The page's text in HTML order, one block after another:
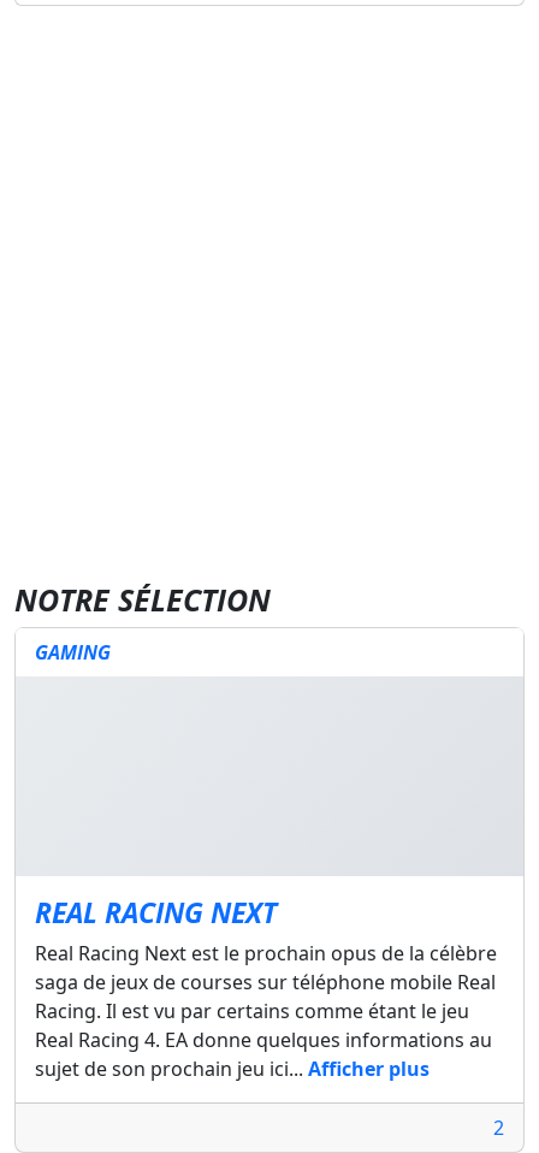
NOTRE SÉLECTION
GAMING
REAL RACING NEXT
Real Racing Next est le prochain opus de la célèbre
saga de jeux de courses sur téléphone mobile Real
Racing. Il est vu par certains comme étant le jeu
Real Racing 4. EA donne quelques informations au
sujet de son prochain jeu ici... Afficher plus
2